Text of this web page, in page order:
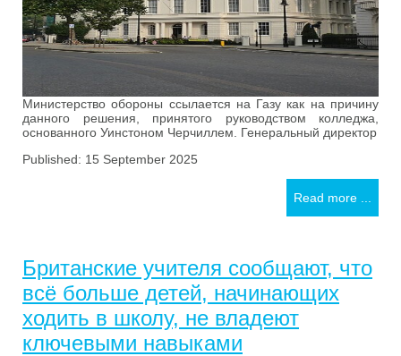
Министерство обороны ссылается на Газу как на причину
данного решения, принятого руководством колледжа,
основанного Уинстоном Черчиллем. Генеральный директор
Published: 15 September 2025
Read more ...
Британские учителя сообщают, что
всё больше детей, начинающих
ходить в школу, не владеют
ключевыми навыками